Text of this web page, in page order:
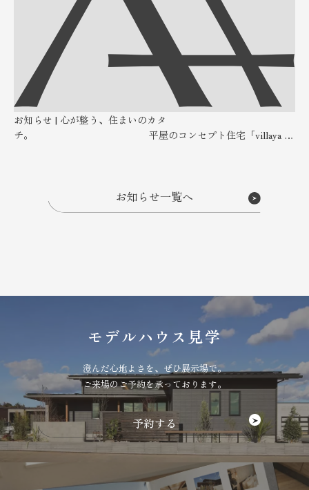
お知らせ | 心が整う、住まいのカタ
チ。 平屋のコンセプト住宅「villaya -
お知らせ一覧へ
モデルハウス見学
澄んだ心地よさを、ぜひ展示場で。
ご来場のご予約を承っております。